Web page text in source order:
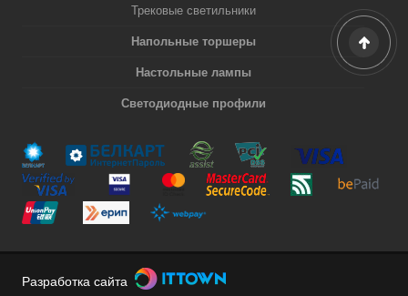
Трековые светильники
Напольные торшеры
Настольные лампы
Светодиодные профили
Разработка сайта